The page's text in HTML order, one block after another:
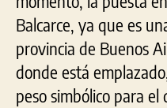
Balcarce, ya que es
provincia de Buenos
donde está
peso simbólico para el